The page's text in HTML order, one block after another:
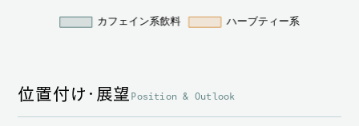
位置付け・展望 Position & Outlook